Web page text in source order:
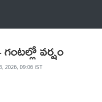
వర్షం
2026, 09:06 IST